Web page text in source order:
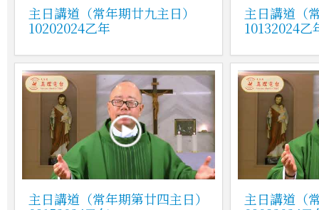
主日講道（常年期廿九主日）
10202024乙年
主日講道（
10132024乙
主日講道（常年期第廿四主日）
主日講道（